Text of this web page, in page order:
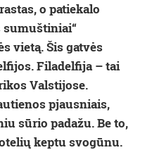
o patiekalo
sumuštiniai“
vietą. Šis gatvės
Filadelfija – tai
Valstijose.
pjausniais,
sūrio padažu. Be to,
keptu svogūnu.